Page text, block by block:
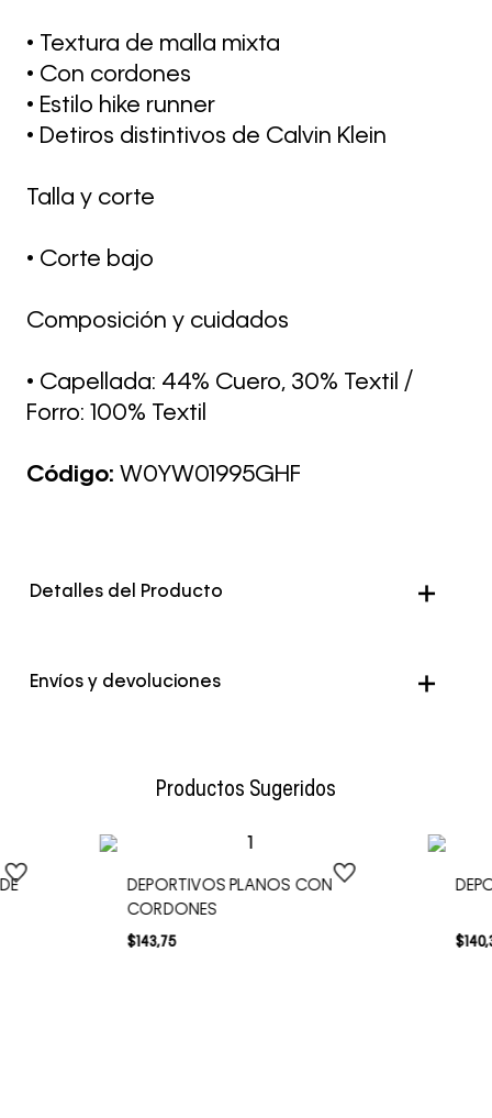
• Textura de malla mixta
• Con cordones
• Estilo hike runner
• Detiros distintivos de Calvin Klein
Talla y corte
• Corte bajo
Composición y cuidados
• Capellada: 44% Cuero, 30% Textil /
Forro: 100% Textil
Código: W0YW01995GHF
Detalles del Producto
Envíos y devoluciones
Productos Sugeridos
DEPORTIVOS PLANOS CON
CORDONES
$143,75 $140,